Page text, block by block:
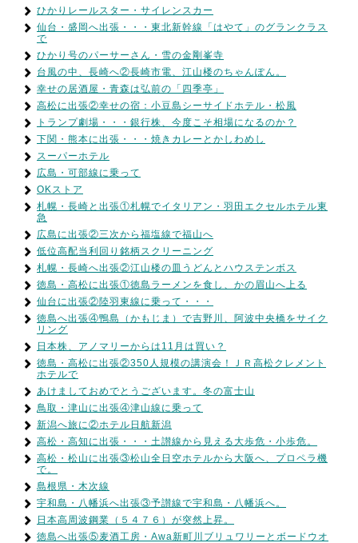
ひかりレールスター・サイレンスカー
仙台・盛岡へ出張・・・東北新幹線「はやて」のグランクラス
で
ひかり号のパーサーさん・雪の金剛峯寺
台風の中、長崎へ②長崎市電、江山楼のちゃんぽん。
幸せの居酒屋・青森は弘前の「四季亭」
高松に出張②幸せの宿：小豆島シーサイドホテル・松風
トランプ劇場・・・銀行株、今度こそ相場になるのか？
下関・熊本に出張・・・焼きカレーとかしわめし
スーパーホテル
広島・可部線に乗って
OKストア
札幌・長崎と出張①札幌でイタリアン・羽田エクセルホテル東
急
広島に出張②三次から福塩線で福山へ
低位高配当利回り銘柄スクリーニング
札幌・長崎へ出張②江山楼の皿うどんとハウステンボス
徳島・高松に出張①徳島ラーメンを食し、かの眉山へ上る
仙台に出張②陸羽東線に乗って・・・
徳島へ出張④鴨島（かもじま）で吉野川、阿波中央橋をサイク
リング
日本株、アノマリーからは11月は買い？
徳島・高松に出張②350人規模の講演会！ＪＲ高松クレメント
ホテルで
あけましておめでとうございます。冬の富士山
鳥取・津山に出張④津山線に乗って
新潟へ旅に②ホテル日航新潟
高松・高知に出張・・・土讃線から見える大歩危・小歩危。
高松・松山に出張③松山全日空ホテルから大阪へ、プロペラ機
で。
島根県・木次線
宇和島・八幡浜へ出張③予讃線で宇和島・八幡浜へ。
日本高周波鋼業（５４７６）が突然上昇。
徳島へ出張⑤麦酒工房・Awa新町川ブリュワリーとボードウオ